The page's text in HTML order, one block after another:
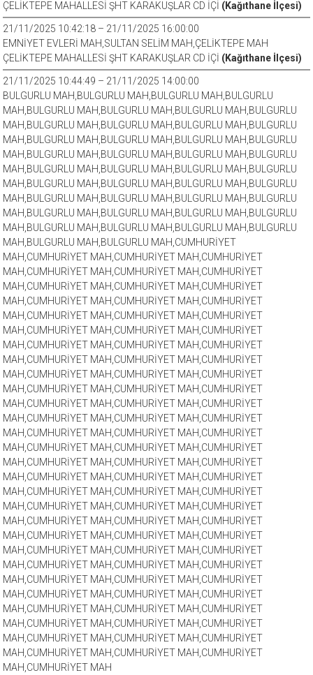
ÇELİKTEPE MAHALLESİ ŞHT KARAKUŞLAR CD İÇİ (Kağıthane İlçesi)
21/11/2025 10:42:18 – 21/11/2025 16:00:00
EMNİYET EVLERİ MAH,SULTAN SELİM MAH,ÇELİKTEPE MAH
ÇELİKTEPE MAHALLESİ ŞHT KARAKUŞLAR CD İÇİ (Kağıthane İlçesi)
21/11/2025 10:44:49 – 21/11/2025 14:00:00
BULGURLU MAH,BULGURLU MAH,BULGURLU MAH,BULGURLU
MAH,BULGURLU MAH,BULGURLU MAH,BULGURLU MAH,BULGURLU
MAH,BULGURLU MAH,BULGURLU MAH,BULGURLU MAH,BULGURLU
MAH,BULGURLU MAH,BULGURLU MAH,BULGURLU MAH,BULGURLU
MAH,BULGURLU MAH,BULGURLU MAH,BULGURLU MAH,BULGURLU
MAH,BULGURLU MAH,BULGURLU MAH,BULGURLU MAH,BULGURLU
MAH,BULGURLU MAH,BULGURLU MAH,BULGURLU MAH,BULGURLU
MAH,BULGURLU MAH,BULGURLU MAH,BULGURLU MAH,BULGURLU
MAH,BULGURLU MAH,BULGURLU MAH,BULGURLU MAH,BULGURLU
MAH,BULGURLU MAH,BULGURLU MAH,BULGURLU MAH,BULGURLU
MAH,BULGURLU MAH,BULGURLU MAH,CUMHURİYET
MAH,CUMHURİYET MAH,CUMHURİYET MAH,CUMHURİYET
MAH,CUMHURİYET MAH,CUMHURİYET MAH,CUMHURİYET
MAH,CUMHURİYET MAH,CUMHURİYET MAH,CUMHURİYET
MAH,CUMHURİYET MAH,CUMHURİYET MAH,CUMHURİYET
MAH,CUMHURİYET MAH,CUMHURİYET MAH,CUMHURİYET
MAH,CUMHURİYET MAH,CUMHURİYET MAH,CUMHURİYET
MAH,CUMHURİYET MAH,CUMHURİYET MAH,CUMHURİYET
MAH,CUMHURİYET MAH,CUMHURİYET MAH,CUMHURİYET
MAH,CUMHURİYET MAH,CUMHURİYET MAH,CUMHURİYET
MAH,CUMHURİYET MAH,CUMHURİYET MAH,CUMHURİYET
MAH,CUMHURİYET MAH,CUMHURİYET MAH,CUMHURİYET
MAH,CUMHURİYET MAH,CUMHURİYET MAH,CUMHURİYET
MAH,CUMHURİYET MAH,CUMHURİYET MAH,CUMHURİYET
MAH,CUMHURİYET MAH,CUMHURİYET MAH,CUMHURİYET
MAH,CUMHURİYET MAH,CUMHURİYET MAH,CUMHURİYET
MAH,CUMHURİYET MAH,CUMHURİYET MAH,CUMHURİYET
MAH,CUMHURİYET MAH,CUMHURİYET MAH,CUMHURİYET
MAH,CUMHURİYET MAH,CUMHURİYET MAH,CUMHURİYET
MAH,CUMHURİYET MAH,CUMHURİYET MAH,CUMHURİYET
MAH,CUMHURİYET MAH,CUMHURİYET MAH,CUMHURİYET
MAH,CUMHURİYET MAH,CUMHURİYET MAH,CUMHURİYET
MAH,CUMHURİYET MAH,CUMHURİYET MAH,CUMHURİYET
MAH,CUMHURİYET MAH,CUMHURİYET MAH,CUMHURİYET
MAH,CUMHURİYET MAH,CUMHURİYET MAH,CUMHURİYET
MAH,CUMHURİYET MAH,CUMHURİYET MAH,CUMHURİYET
MAH,CUMHURİYET MAH,CUMHURİYET MAH,CUMHURİYET
MAH,CUMHURİYET MAH,CUMHURİYET MAH,CUMHURİYET
MAH,CUMHURİYET MAH,CUMHURİYET MAH,CUMHURİYET
MAH,CUMHURİYET MAH